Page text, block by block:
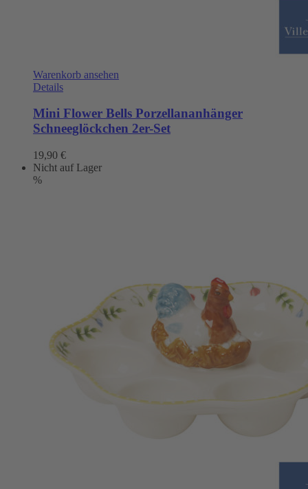
Warenkorb ansehen
Details
Mini Flower Bells Porzellananhänger
Schneeglöckchen 2er-Set
19,90 €
Nicht auf Lager
%